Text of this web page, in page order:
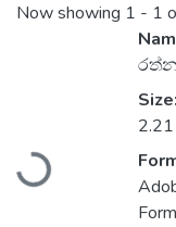
Now showing 1 - 1
Loading...
Size: